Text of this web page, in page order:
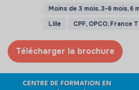
Moins de 3 mois, 3-6 mois, 6
Lille
CPF, OPCO, France
Télécharger la brochure